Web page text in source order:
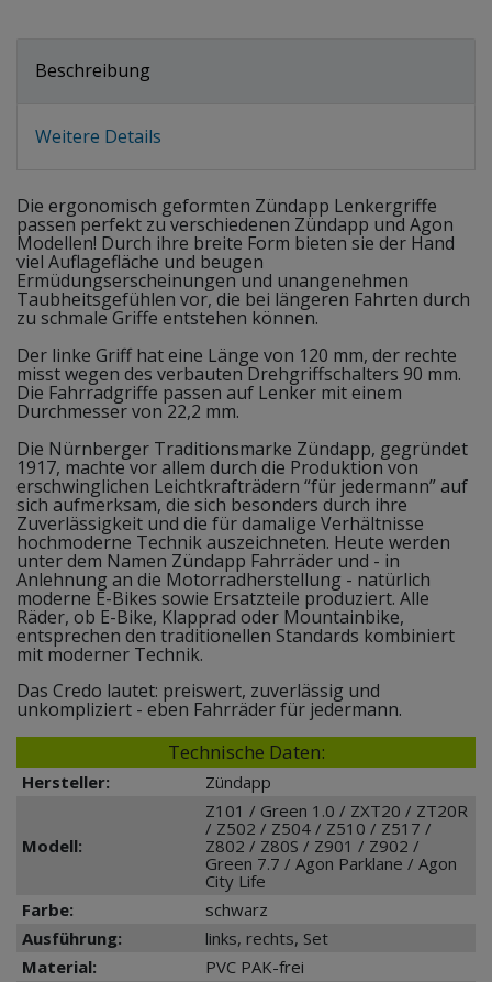
Beschreibung
Weitere Details
Die ergonomisch geformten Zündapp Lenkergriffe
passen perfekt zu verschiedenen Zündapp und Agon
Modellen! Durch ihre breite Form bieten sie der Hand
viel Auflagefläche und beugen
Ermüdungserscheinungen und unangenehmen
Taubheitsgefühlen vor, die bei längeren Fahrten durch
zu schmale Griffe entstehen können.
Der linke Griff hat eine Länge von 120 mm, der rechte
misst wegen des verbauten Drehgriffschalters 90 mm.
Die Fahrradgriffe passen auf Lenker mit einem
Durchmesser von 22,2 mm.
Die Nürnberger Traditionsmarke Zündapp, gegründet
1917, machte vor allem durch die Produktion von
erschwinglichen Leichtkrafträdern “für jedermann” auf
sich aufmerksam, die sich besonders durch ihre
Zuverlässigkeit und die für damalige Verhältnisse
hochmoderne Technik auszeichneten. Heute werden
unter dem Namen Zündapp Fahrräder und - in
Anlehnung an die Motorradherstellung - natürlich
moderne E-Bikes sowie Ersatzteile produziert. Alle
Räder, ob E-Bike, Klapprad oder Mountainbike,
entsprechen den traditionellen Standards kombiniert
mit moderner Technik.
Das Credo lautet: preiswert, zuverlässig und
unkompliziert - eben Fahrräder für jedermann.
Technische Daten:
Hersteller: Zündapp
Modell:
Z101 / Green 1.0 / ZXT20 / ZT20R
/ Z502 / Z504 / Z510 / Z517 /
Z802 / Z80S / Z901 / Z902 /
Green 7.7 / Agon Parklane / Agon
City Life
Farbe:
schwarz
Ausführung:
links, rechts, Set
Material:
PVC PAK-frei